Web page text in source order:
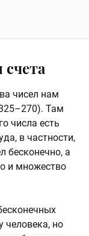
чисел нам
Там
числа есть
в частности,
бесконечно, а
и множество
человека, но